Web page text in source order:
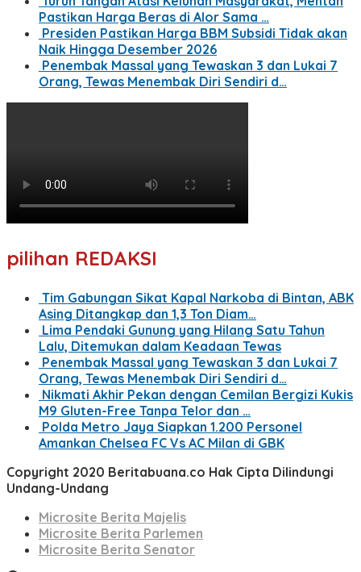
Pastikan Harga Beras di Alor Sama …
Presiden Pastikan Harga BBM Subsidi Tidak akan
Naik Hingga Desember 2026
Penembak Massal yang Tewaskan 3 dan Lukai 7
Orang, Tewas Menembak Diri Sendiri d…
pilihan REDAKSI
Tim Gabungan Sikat Kapal Narkoba di Bintan, ABK
Asing Ditangkap dan 1,3 Ton Diam…
Lima Pendaki Gunung yang Hilang Satu Tahun
Lalu, Ditemukan dalam Keadaan Tewas
Penembak Massal yang Tewaskan 3 dan Lukai 7
Orang, Tewas Menembak Diri Sendiri d…
Nikmati Akhir Pekan dengan Cemilan Bergizi Kukis
M9 Gluten-Free Tanpa Telor dan …
Polda Metro Jaya Siapkan 1.200 Personel
Amankan Chelsea FC Vs AC Milan di GBK
Copyright 2020 Beritabuana.co Hak Cipta Dilindungi
Undang-Undang
Microsite Berita Majelis
Microsite Berita Parlemen
Microsite Berita Senator